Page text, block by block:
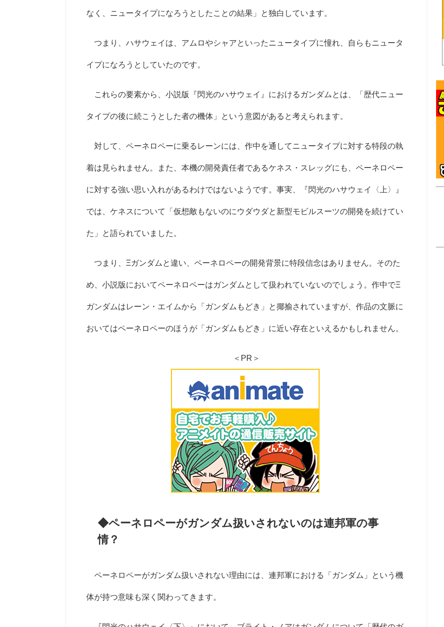
なく、ニュータイプになろうとしたことの結果」と独白しています。
つまり、ハサウェイは、アムロやシャアといったニュータイプに憧れ、自らもニュータ
イプになろうとしていたのです。
これらの要素から、小説版『閃光のハサウェイ』におけるガンダムとは、「歴代ニュー
タイプの後に続こうとした者の機体」という意図があると考えられます。
対して、ペーネロペーに乗るレーンには、作中を通してニュータイプに対する特段の執
着は見られません。また、本機の開発責任者であるケネス・スレッグにも、ペーネロペー
に対する強い思い入れがあるわけではないようです。事実、『閃光のハサウェイ〈上〉』
では、ケネスについて「仮想敵もないのにウダウダと新型モビルスーツの開発を続けてい
た」と語られていました。
つまり、 Ξガンダムと違い、ペーネロペーの開発背景に特段信念はありません。そのた
め、小説版においてペーネロペーはガンダムとして扱われていないのでしょう。作中でΞ
ガンダムはレーン・エイムから「ガンダムもどき」と揶揄されていますが、作品の文脈に
おいてはペーネロペーのほうが「ガンダムもどき」に近い存在といえるかもしれません。
＜PR＞
◆ペーネロペーがガンダム扱いされないのは連邦軍の事
情？
ペーネロペーがガンダム扱いされない理由には、連邦軍における「ガンダム」という機
体が持つ意味も深く関わってきます。